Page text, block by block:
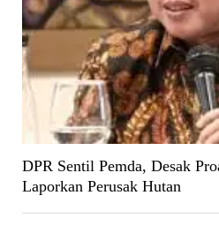
DPR Sentil Pemda, Desak
Laporkan Perusak Hutan